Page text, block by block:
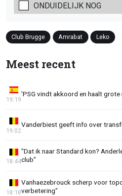
ONDUIDELIJK NOG
Club Brugge Amrabat Leko
Meest recent
'PSG vindt akkoord en haalt grote
19:19
Vanderbiest geeft info over
19:02
"Dat ik naar Standard kon?
club"
18:44
Vanhaezebrouck scherp voor
verbetering"
18:18